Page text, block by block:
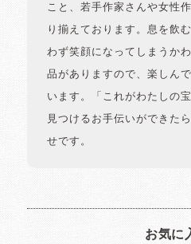
こと、若手作家さんや女性
り揃えております。息を飲
わず笑顔になってしまうか
品がありますので、楽しん
います。「これがわたしの
見つけるお手伝いができた
せです。
お気に